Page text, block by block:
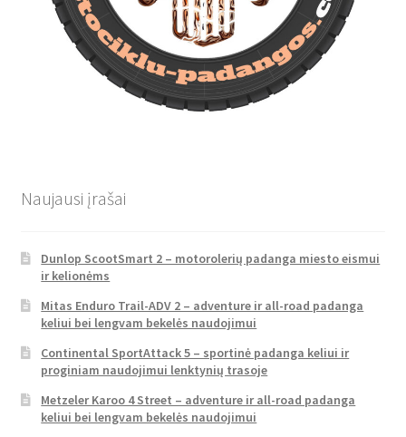
Naujausi įrašai
Dunlop ScootSmart 2 – motorolerių padanga miesto eismui
ir kelionėms
Mitas Enduro Trail-ADV 2 – adventure ir all-road padanga
keliui bei lengvam bekelės naudojimui
Continental SportAttack 5 – sportinė padanga keliui ir
proginiam naudojimui lenktynių trasoje
Metzeler Karoo 4 Street – adventure ir all-road padanga
keliui bei lengvam bekelės naudojimui